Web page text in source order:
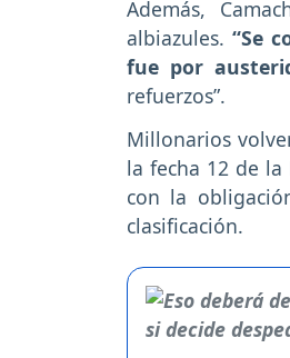
Además,
albiazules. “Se
fue por
refuerzos”.
Millonarios
la fecha 12 de
con la
clasificación.